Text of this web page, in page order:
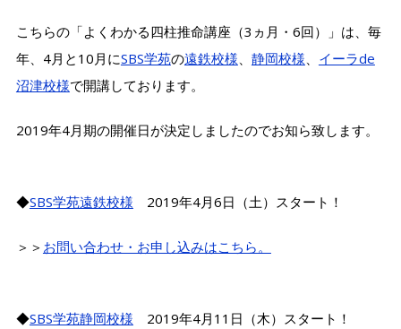
こちらの「よくわかる四柱推命講座（3ヵ月・6回）」は、毎
年、4月と10月にSBS学苑の遠鉄校様、 静岡校様、 イーラde
沼津校様で開講しております。
2019年4月期の開催日が決定しましたのでお知ら致します。
◆SBS学苑遠鉄校様 2019年4月6日（土）スタート！
＞＞ お問い合わせ・お申し込みはこちら。
◆SBS学苑静岡校様 2019年4月11日（木）スタート！